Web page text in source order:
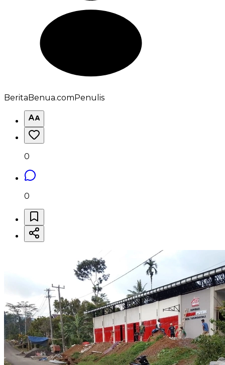
BeritaBenua.com Penulis
0
0